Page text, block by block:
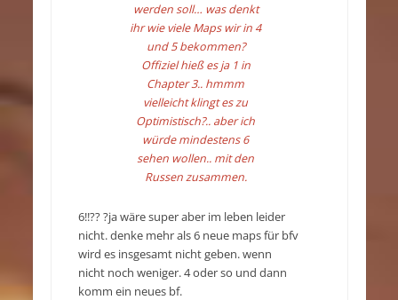
werden soll… was denkt
ihr wie viele Maps wir in 4
und 5 bekommen?
Offiziel hieß es ja 1 in
Chapter 3.. hmmm
vielleicht klingt es zu
Optimistisch?.. aber ich
würde mindestens 6
sehen wollen.. mit den
Russen zusammen.
6!!?? ?ja wäre super aber im leben leider
nicht. denke mehr als 6 neue maps für bfv
wird es insgesamt nicht geben. wenn
nicht noch weniger. 4 oder so und dann
komm ein neues bf.